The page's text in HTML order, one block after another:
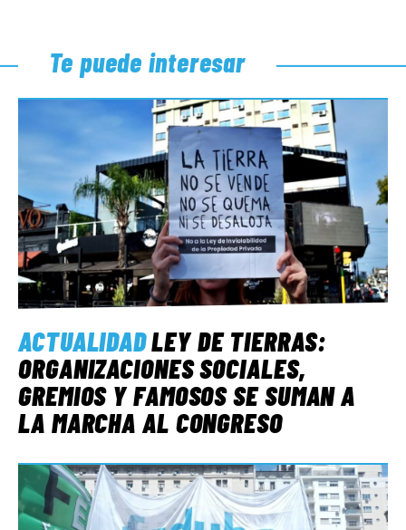
Te puede interesar
ACTUALIDADLEY DE TIERRAS:
ORGANIZACIONES SOCIALES,
GREMIOS Y FAMOSOS SE SUMAN A
LA MARCHA AL CONGRESO